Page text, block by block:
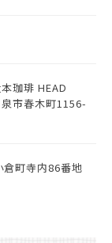
珈琲 HEAD
泉市春木町1156-
倉町寺内86番地